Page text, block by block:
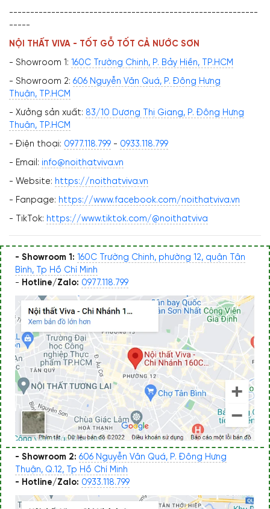
-----------------------------------------------------------
-----
NỘI THẤT VIVA - TỐT GỖ TỐT CẢ NƯỚC SƠN
- Showroom 1: 160C Trường Chinh, P. Bảy Hiền, TP.HCM
- Showroom 2: 606 Nguyễn Văn Quá, P. Đông Hưng
Thuận, TP.HCM
- Xưởng sản xuất: 83/10 Dương Thị Giang, P. Đông Hưng
Thuận, TP.HCM
- Điện thoại: 0977.118.799 - 0933.118.799
- Email: info@noithatviva.vn
- Website: https://noithatviva.vn
- Fanpage: https://www.facebook.com/noithatviva.vn
- TikTok: https://www.tiktok.com/@noithatviva
- Showroom 1: 160C Trường Chinh, phường 12, quận Tân
Bình, Tp Hồ Chí Minh
- Hotline/Zalo: 0977.118.799
- Showroom 2: 606 Nguyễn Văn Quá, P. Đông Hưng
Thuận, Q.12, Tp Hồ Chí Minh
- Hotline/Zalo: 0933.118.799